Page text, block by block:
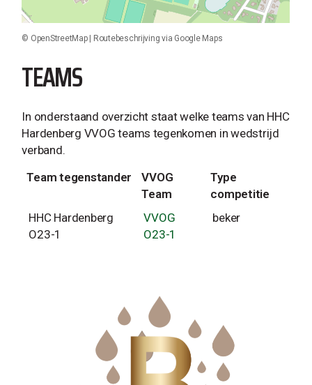
© OpenStreetMap| Routebeschrijving via Google Maps
TEAMS
In onderstaand overzicht staat welke teams van HHC
Hardenberg VVOG teams tegenkomen in wedstrijd
verband.
Team tegenstander
VVOG
Team
Type
competitie
HHC Hardenberg
O23-1
VVOG
O23-1
beker